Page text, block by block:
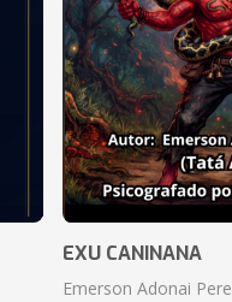
EXU CANINANA
Emerson Adonai